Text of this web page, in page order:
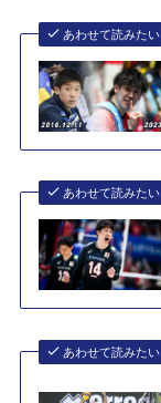
あわせて読みたい
あわせて読みたい
あわせて読みたい